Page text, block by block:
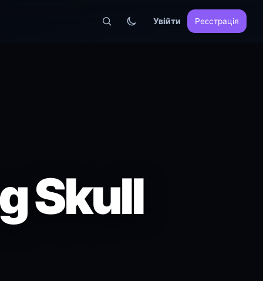
Увійти Реєстрація
Skull